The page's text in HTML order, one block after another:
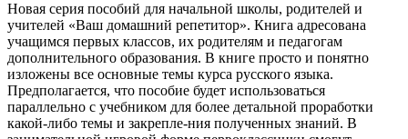
Новая серия пособий для начальной школы, родителей и
учителей «Ваш домашний репетитор». Книга адресована
учащимся первых классов, их родителям и педагогам
дополнительного образования. В книге просто и понятно
изложены все основные темы курса русского языка.
Предполагается, что пособие будет использоваться
параллельно с учебником для более детальной проработки
какой-либо темы и закрепле-ния полученных знаний. В